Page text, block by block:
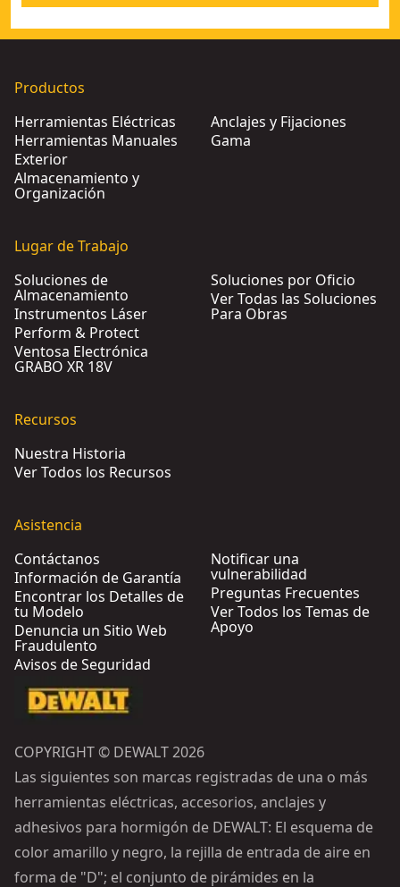
Productos
Herramientas Eléctricas
Herramientas Manuales
Exterior
Almacenamiento y
Organización
Anclajes y Fijaciones
Gama
Lugar de Trabajo
Soluciones de
Almacenamiento
Instrumentos Láser
Perform & Protect
Ventosa Electrónica
GRABO XR 18V
Soluciones por Oficio
Ver Todas las Soluciones
Para Obras
Recursos
Nuestra Historia
Ver Todos los Recursos
Asistencia
Contáctanos
Información de Garantía
Encontrar los Detalles de
tu Modelo
Denuncia un Sitio Web
Fraudulento
Avisos de Seguridad
Notificar una
vulnerabilidad
Preguntas Frecuentes
Ver Todos los Temas de
Apoyo
COPYRIGHT © DEWALT 2026
Las siguientes son marcas registradas de una o más
herramientas eléctricas, accesorios, anclajes y
adhesivos para hormigón de DEWALT: El esquema de
color amarillo y negro, la rejilla de entrada de aire en
forma de "D"; el conjunto de pirámides en la